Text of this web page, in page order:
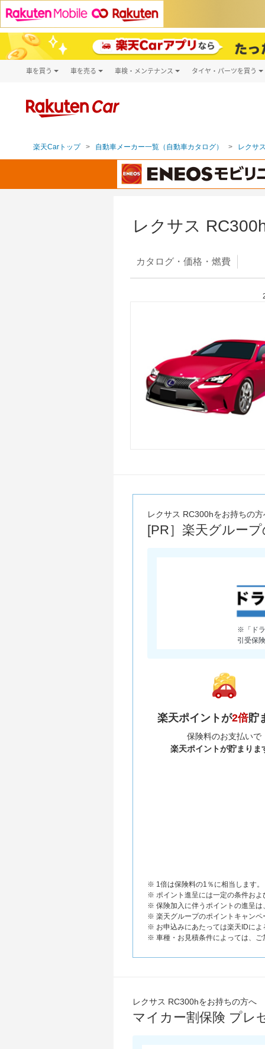
車を買う
新車
車を売る 車検・メンテナンス タイヤ・パーツを買う
楽天Carトップ 自動車メーカー一覧（自動車カタログ） レクサ
レクサス
カタログ・価格・燃費
レクサス RC300hをお持ちの方
[PR］楽天グルー
※「ド
引受保
楽天ポイントが2倍貯
保険料のお支払いで
楽天ポイントが貯まりま
※ 1倍は保険料の1％に相当します。
※ ポイント進呈には一定の条件およ
※ 保険加入に伴うポイントの進呈は
※ 楽天グループのポイントキャン
※ お申込みにあたっては楽天IDによ
※ 車種・お見積条件によっては、ご
レクサス RC300hをお持ちの方へ
マイカー割保険 プレ